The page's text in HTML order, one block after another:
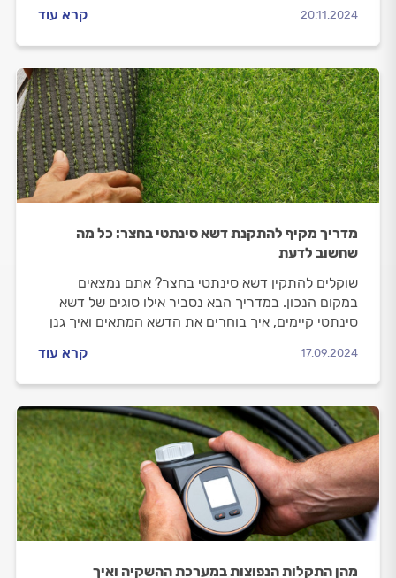
20.11.2024 קרא עוד
מדריך מקיף להתקנת דשא סינתטי בחצר: כל מה
שחשוב לדעת
שוקלים להתקין דשא סינתטי בחצר? אתם נמצאים
במקום הנכון. במדריך הבא נסביר אילו סוגים של דשא
סינתטי קיימים, איך בוחרים את הדשא המתאים ואיך גנן
17.09.2024 קרא עוד
מהן התקלות הנפוצות במערכת ההשקיה ואיך